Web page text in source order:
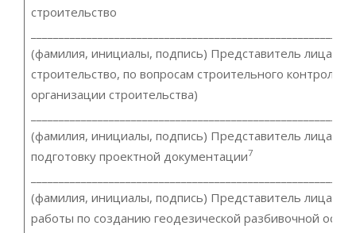
строительство
(фамилия, инициалы, подпись) Представитель лица,
строительство, по вопросам строительного контроля
организации строительства)
(фамилия, инициалы, подпись) Представитель лица,
подготовку проектной документации7
(фамилия, инициалы, подпись) Представитель лица,
работы по созданию геодезической разбивочной